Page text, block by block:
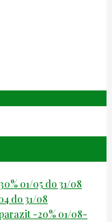
01/05 do 31/08
do 31/08
-20% 01/08-